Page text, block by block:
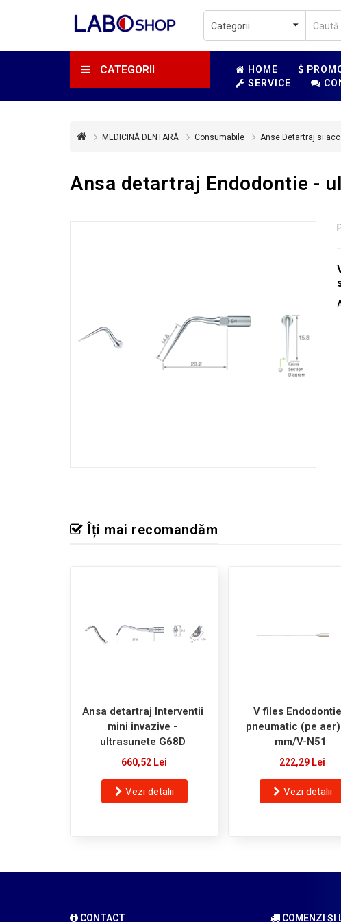
CATEGORII HOME
SERVICE
MEDICINĂ DENTARĂ Consumabile Anse Detartraj si
Ansa detartraj Endodontie -
Îți mai recomandăm
Ansa detartraj Interventii
mini invazive -
ultrasunete G68D
660,52 Lei
Vezi detalii
V files
pneumatic (pe aer)
mm/V-N51
222,29 Lei
Vezi detalii
CONTACT COMENZI ŞI